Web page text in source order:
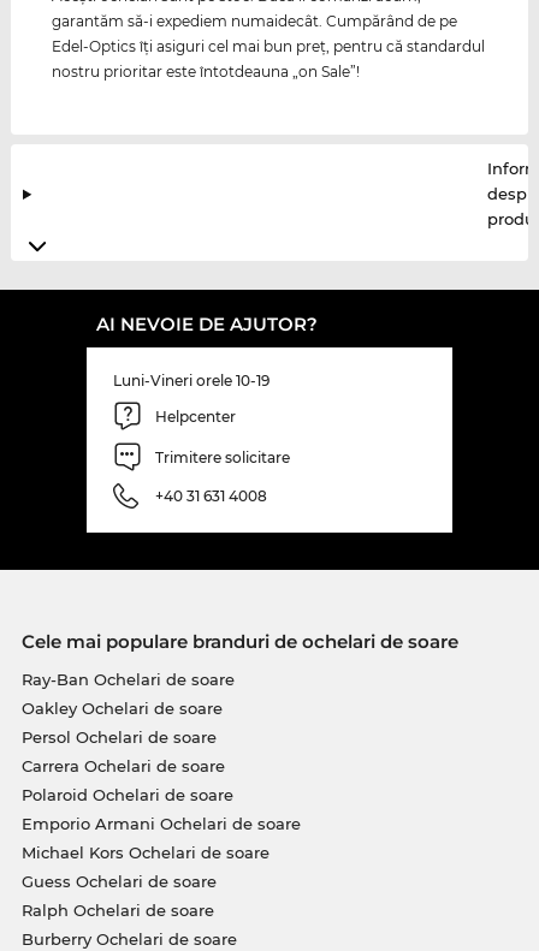
garantăm să-i expediem numaidecât. Cumpărând de pe
Edel-Optics îţi asiguri cel mai bun preţ, pentru că standardul
nostru prioritar este întotdeauna „on Sale”!
AI NEVOIE DE AJUTOR?
Luni-Vineri orele 10-19
Helpcenter
Trimitere solicitare
+40 31 631 4008
Cele mai populare branduri de ochelari de soare
Ray-Ban Ochelari de soare
Oakley Ochelari de soare
Persol Ochelari de soare
Carrera Ochelari de soare
Polaroid Ochelari de soare
Emporio Armani Ochelari de soare
Michael Kors Ochelari de soare
Guess Ochelari de soare
Ralph Ochelari de soare
Burberry Ochelari de soare